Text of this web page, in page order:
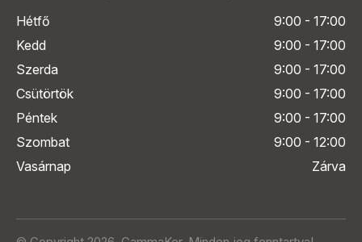
Hétfő
9:00 - 17:00
Kedd
9:00 - 17:00
Szerda
9:00 - 17:00
Csütörtök
9:00 - 17:00
Péntek
9:00 - 17:00
Szombat
9:00 - 12:00
Vasárnap
Zárva